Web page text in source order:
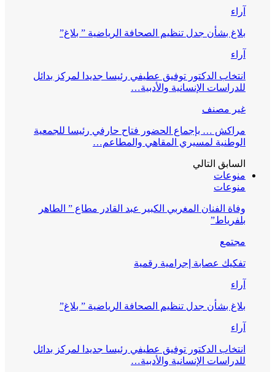
آراء
بلاغ بشأن جدل تنظيم الصحافة الرياضية ” بلاغ”
آراء
انتخاب الدكتور توفيق عطيفي رئيسا جديدا لمركز بدائل
للدراسات الإنسانية والأدبية…
غير مصنف
مراكش … بإجماع الحضور فتاح حارفي رئيسا للجمعية
الوطنية لمسيري المقاهي والمطاعم…
السابق التالي
منوعات
منوعات
وفاة الفنان المغربي الكبير عبد القادر مطاع ” الطاهر
بلفرياط”
مجتمع
تفكيك عصابة إجرامية رقمية
آراء
بلاغ بشأن جدل تنظيم الصحافة الرياضية ” بلاغ”
آراء
انتخاب الدكتور توفيق عطيفي رئيسا جديدا لمركز بدائل
للدراسات الإنسانية والأدبية…